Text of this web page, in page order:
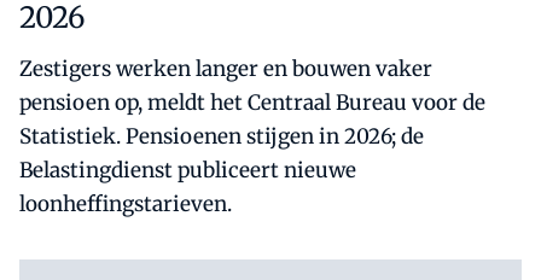
2026
Zestigers werken langer en bouwen vaker
pensioen op, meldt het Centraal Bureau voor de
Statistiek. Pensioenen stijgen in 2026; de
Belastingdienst publiceert nieuwe
loonheffingstarieven.